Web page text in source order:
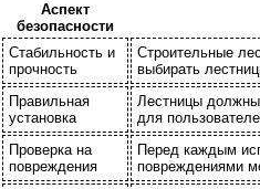
Аспект
безопасности
Стабильность и
прочность
Строительные
выбирать
Правильная
установка
Лестницы должны
для
Проверка на
повреждения
Перед каждым
повреждениями